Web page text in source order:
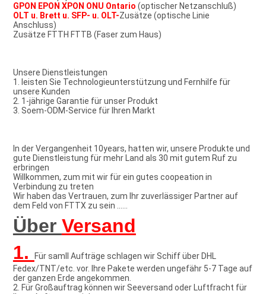
GPON EPON XPON ONU Ontario (optischer Netzanschluß)
OLT u. Brett u. SFP- u. OLT-Zusätze (optische Linie
Anschluss)
Zusätze FTTH FTTB (Faser zum Haus)
Unsere Dienstleistungen
1. leisten Sie Technologieunterstützung und Fernhilfe für
unsere Kunden
2. 1-jährige Garantie für unser Produkt
3. Soem-ODM-Service für Ihren Markt
In der Vergangenheit 10years, hatten wir, unsere Produkte und
gute Dienstleistung für mehr Land als 30 mit gutem Ruf zu
erbringen
Willkommen, zum mit wir für ein gutes coopeation in
Verbindung zu treten
Wir haben das Vertrauen, zum Ihr zuverlässiger Partner auf
dem Feld von FTTX zu sein ......
Über Versand
1.
Für samll Aufträge schlagen wir Schiff über DHL
Fedex/TNT/etc. vor. Ihre Pakete werden ungefähr 5-7 Tage auf
der ganzen Erde angekommen.
2. Für Großauftrag können wir Seeversand oder Luftfracht für